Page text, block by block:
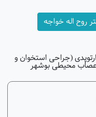
روح اله خواجه
(جراحی استخوان و
محیطی بوشهر